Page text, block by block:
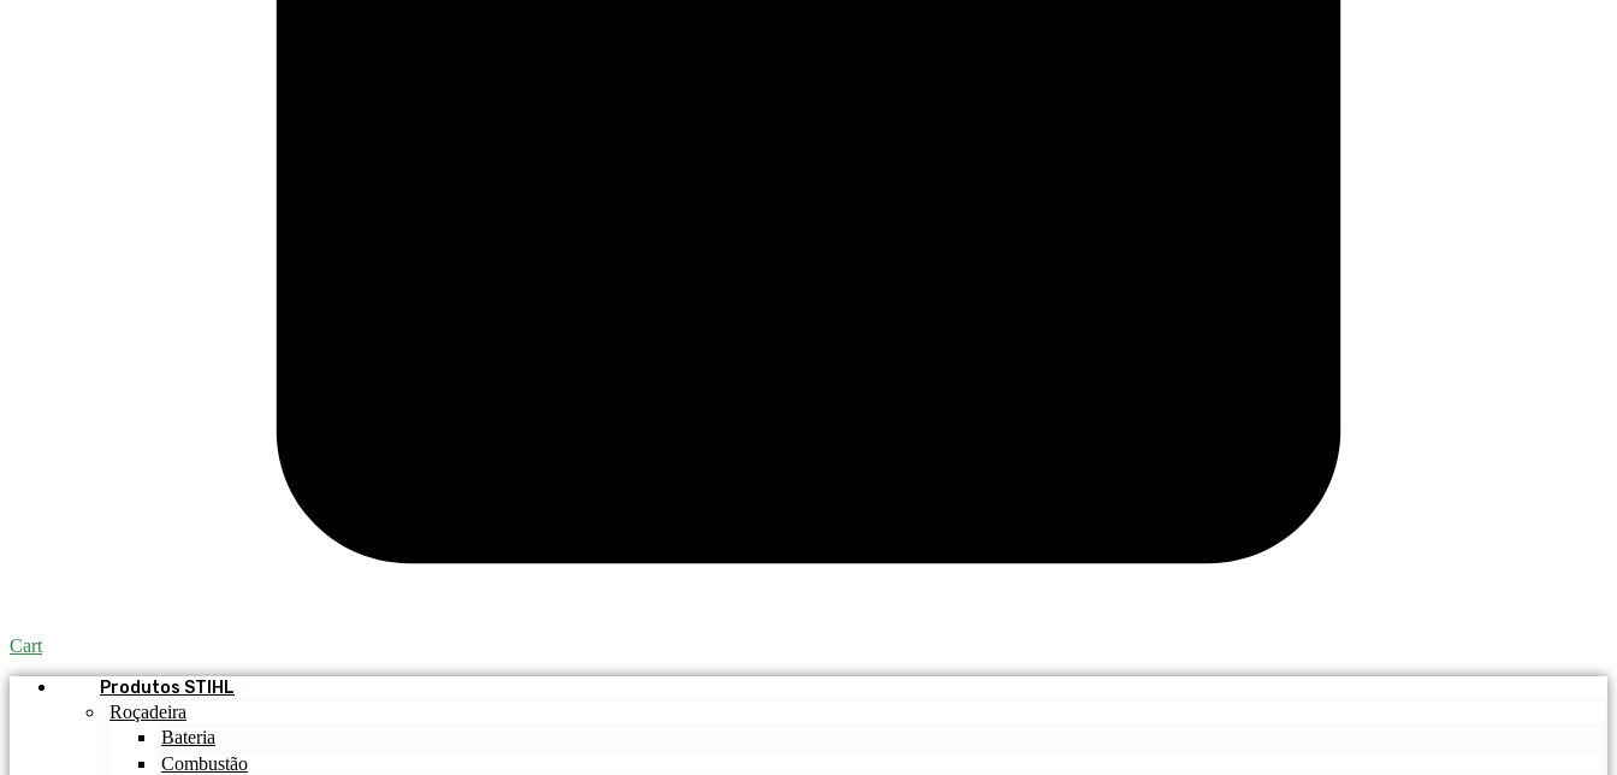
Cart
Produtos STIHL
Roçadeira
Bateria
Combustão